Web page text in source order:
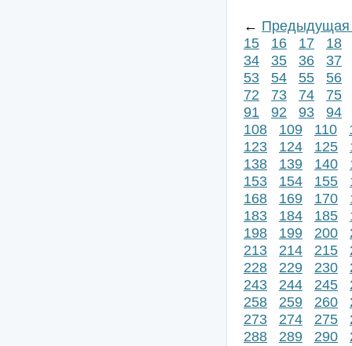
← Предыдущая
15
16 17
18
34
35 36
37
53
54 55
56
72
73 74
75
91
92 93
94
108
109 110
123
124 125
138
139 140
153
154 155
168
169 170
183
184 185
198
199 200
213
214 215
228
229 230
243
244 245
258
259 260
273
274 275
288
289 290